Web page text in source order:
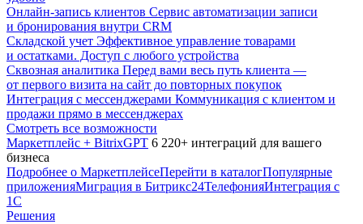
Онлайн-запись клиентов Сервис автоматизации записи
и бронирования внутри CRM
Складской учет Эффективное управление товарами
и остатками. Доступ с любого устройства
Сквозная аналитика Перед вами весь путь клиента —
от первого визита на сайт до повторных покупок
Интеграция с мессенджерами Коммуникация с клиентом и
продажи прямо в мессенджерах
Смотреть все возможности
Маркетплейс + BitrixGPT 6 220+ интеграций для вашего
бизнеса
Подробнее о МаркетплейсеПерейти в каталогПопулярные
приложенияМиграция в Битрикс24ТелефонияИнтеграция с
1С
Решения